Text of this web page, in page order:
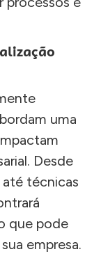
uma
Desde
técnicas
que pode
empresa.